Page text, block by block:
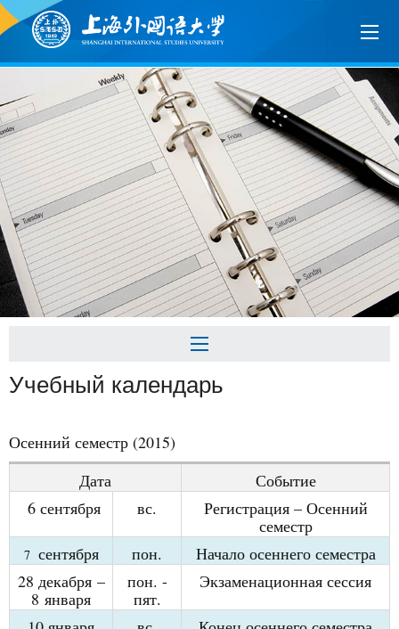
Учебный календарь
Осенний семестр (2015)
Дата
Событие
6 сентября
вс. Регистрация– Осенний
семестр
7 сентября пон.
Начало осеннего семестра
28 декабря–
8 января
пон. -
пят.
Экзаменационная сессия